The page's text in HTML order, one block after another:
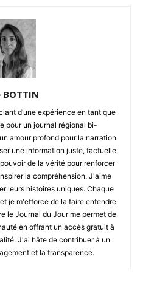
BOTTIN
d’une expérience en tant que
pour un journal régional bi-
amour profond pour la narration
une information juste, factuelle
de la vérité pour renforcer
la compréhension. J'aime
leurs histoires uniques. Chaque
je m'efforce de la faire entendre
le Journal du Jour me permet de
en offrant un accès gratuit à
J'ai hâte de contribuer à un
et la transparence.